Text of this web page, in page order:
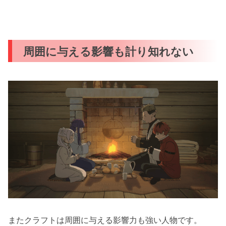
周囲に与える影響も計り知れない
またクラフトは周囲に与える影響力も強い人物です。